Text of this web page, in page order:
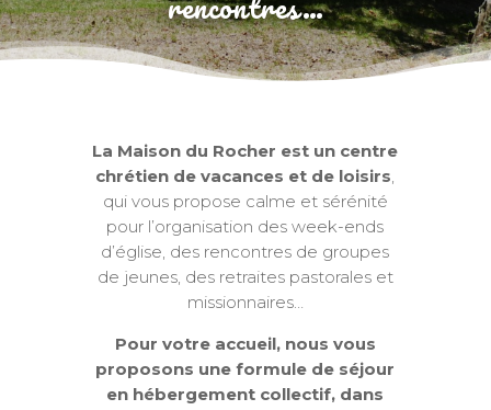
La Maison du Rocher est un centre
chrétien de vacances et de loisirs
qui vous propose calme et sérénité
pour l’organisation des week-ends
d’église, des rencontres de groupes
de jeunes, des retraites pastorales et
missionnaires…
Pour votre accueil, nous vous
proposons une formule de séjour
en hébergement collectif, dans